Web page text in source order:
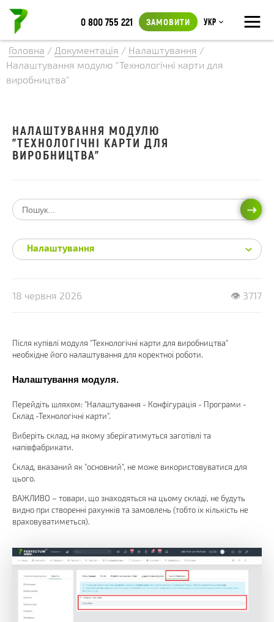
≡
0 800 755 221 ЗАМОВИТИ Укр
Головна / Документація / Налаштування /
Налаштування модулю "Технологічні карти для
виробництва"
18 червня 2026 👁 3717
Після купівлі модуля "Технологічні карти для виробництва"
необхідне його налаштування для коректної роботи.
Налаштування модуля.
Перейдіть шляхом: "Налаштування - Конфігурація - Програми -
Склад -Технологічні карти".
Виберіть склад, на якому зберігатимуться заготівлі та
напівфабрикати.
Склад, вказаний як "основний", не може використовуватися для
цього.
ВАЖЛИВО – товари, що знаходяться на цьому складі, не будуть
видно при створенні рахунків та замовлень (тобто їх кількість не
враховуватиметься).
НАЛАШТУВАННЯ МОДУЛЮ
"ТЕХНОЛОГІЧНІ КАРТИ ДЛЯ
ВИРОБНИЦТВА"
Налаштування